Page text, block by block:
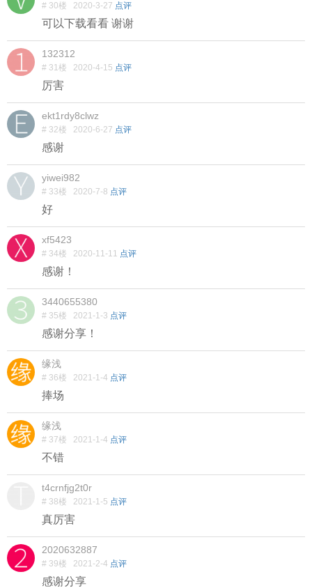
# 30楼 2020-3-27 点评
可以下载看看 谢谢
132312
# 31楼 2020-4-15 点评
厉害
ekt1rdy8clwz
# 32楼 2020-6-27 点评
感谢
yiwei982
# 33楼 2020-7-8 点评
好
xf5423
# 34楼 2020-11-11 点评
感谢！
3440655380
# 35楼 2021-1-3 点评
感谢分享！
缘浅
# 36楼 2021-1-4 点评
捧场
缘浅
# 37楼 2021-1-4 点评
不错
t4crnfjg2t0r
# 38楼 2021-1-5 点评
真厉害
2020632887
# 39楼 2021-2-4 点评
感谢分享